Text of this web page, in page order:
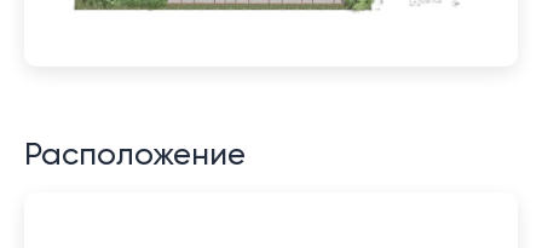
Расположение